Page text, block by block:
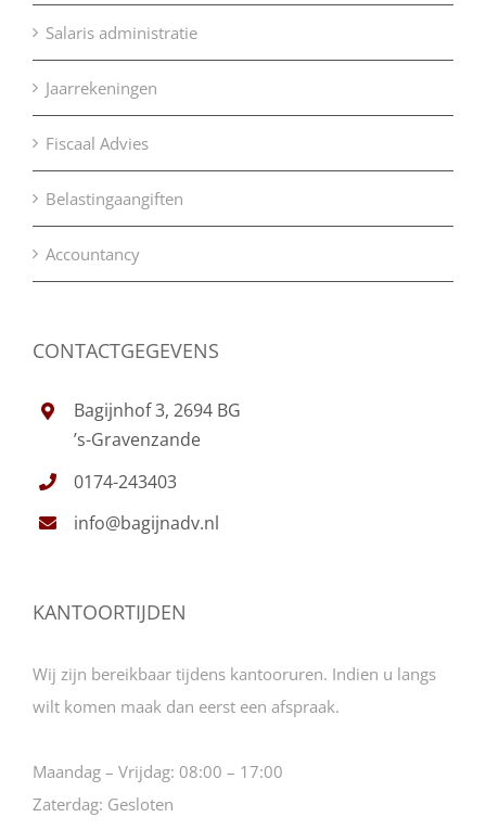
Salaris administratie
Jaarrekeningen
Fiscaal Advies
Belastingaangiften
Accountancy
CONTACTGEGEVENS
Bagijnhof 3, 2694 BG
’s-Gravenzande
0174-243403
info@bagijnadv.nl
KANTOORTIJDEN
Wij zijn bereikbaar tijdens kantooruren. Indien u langs
wilt komen maak dan eerst een afspraak.
Maandag – Vrijdag: 08:00 – 17:00
Zaterdag: Gesloten